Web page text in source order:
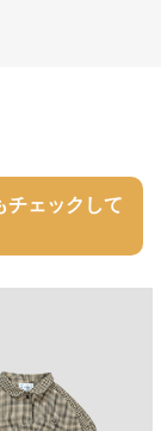
チェックして